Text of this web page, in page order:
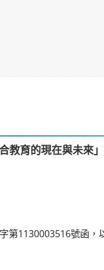
教育的現在與未來
第1130003516號函